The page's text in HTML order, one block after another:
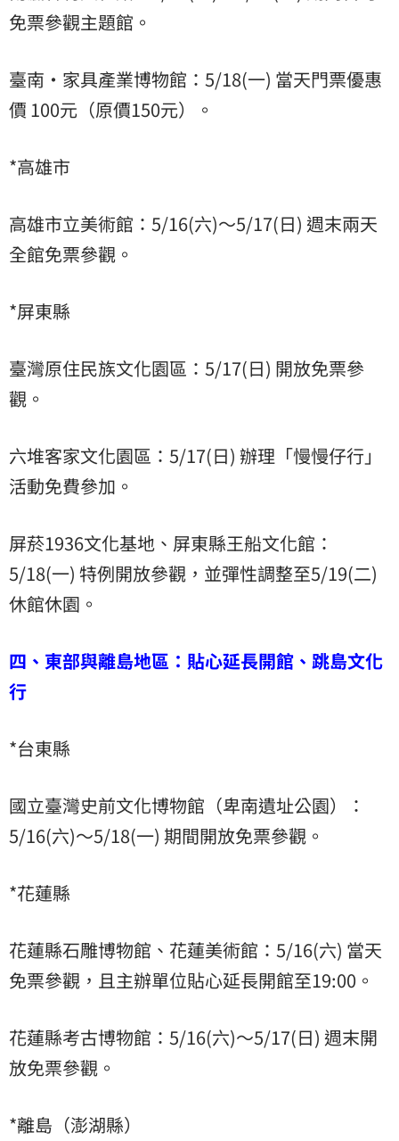
免票參觀主題館。
臺南•家具產業博物館：5/18(一) 當天門票優惠
價 100元（原價150元）。
*高雄市
高雄市立美術館：5/16(六)～5/17(日) 週末兩天
全館免票參觀。
*屏東縣
臺灣原住民族文化園區：5/17(日) 開放免票參
觀。
六堆客家文化園區：5/17(日) 辦理「慢慢仔行」
活動免費參加。
屏菸1936文化基地、屏東縣王船文化館：
5/18(一) 特例開放參觀，並彈性調整至5/19(二)
休館休園。
四、東部與離島地區：貼心延長開館、跳島文化
行
*台東縣
國立臺灣史前文化博物館（卑南遺址公園）：
5/16(六)～5/18(一) 期間開放免票參觀。
*花蓮縣
花蓮縣石雕博物館、花蓮美術館：5/16(六) 當天
免票參觀，且主辦單位貼心延長開館至19:00。
花蓮縣考古博物館：5/16(六)～5/17(日) 週末開
放免票參觀。
*離島（澎湖縣）